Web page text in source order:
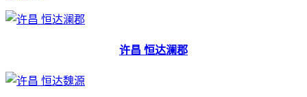
许昌 恒达澜郡